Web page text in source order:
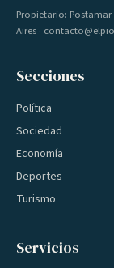
Propietario: Postamar
Aires ·
Secciones
Política
Sociedad
Economía
Deportes
Turismo
Servicios